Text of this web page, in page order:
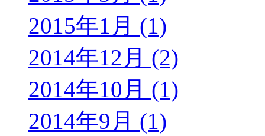
2015年1月 (1)
2014年12月 (2)
2014年10月 (1)
2014年9月 (1)